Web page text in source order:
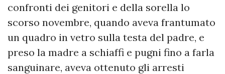
confronti dei genitori e della sorella lo
scorso novembre, quando aveva frantumato
un quadro in vetro sulla testa del padre, e
preso la madre a schiaffi e pugni fino a farla
sanguinare, aveva ottenuto gli arresti